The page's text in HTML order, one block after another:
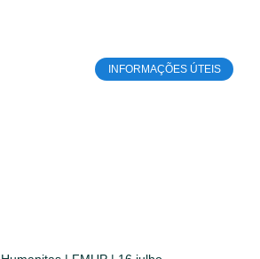
INFORMAÇÕES ÚTEIS